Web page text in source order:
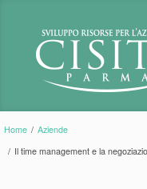
Home / Aziende
/ Il time management e la